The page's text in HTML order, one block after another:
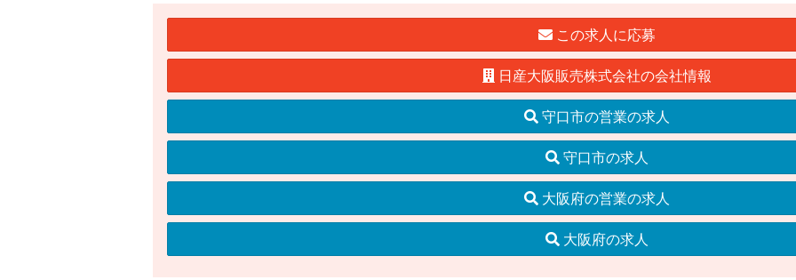
この求人に応募
日産大阪販売株式会社の会社情報
守口市の営業の求人
守口市の求人
大阪府の営業の求人
大阪府の求人